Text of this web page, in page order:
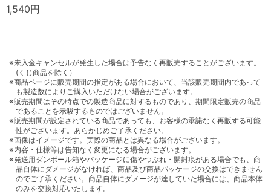
1,540円
※未入金キャンセルが発生した場合は予告なく再販売することがございます。
(くじ商品を除く）
※商品ページに販売期間の指定がある場合において、当該販売期間内であって
も製造数によりご購入いただけない場合がございます。
※販売期間はその時点での製造商品に対するものであり、期間限定販売の商品
であることを示唆するものではございません。
※販売期間が設定されている商品であっても、お客様の承諾なく再販する可能
性がございます。あらかじめご了承ください。
※画像はイメージです。実際の商品とは異なる場合がございます。
※内容・仕様等は告知なく変更になる場合がございます。
※発送用ダンボール箱やパッケージに傷やつぶれ・開封痕がある場合でも、商
品自体にダメージがなければ、商品及び商品パッケージの交換はできません
のでご了承ください。商品自体にダメージが達していた場合には、商品本体
のみを交換対応いたします。